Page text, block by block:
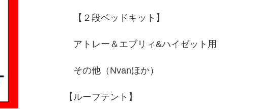
【２段ベッドキット】
アトレー＆エブリィ&ハイゼット用
その他（Nvanほか）
【ルーフテント】